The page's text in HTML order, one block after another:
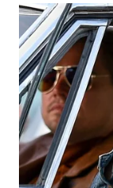
WN
NATUNA
WN
BINTAN
WN
MANDALIKA